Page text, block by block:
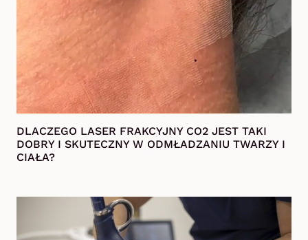
DLACZEGO LASER FRAKCYJNY CO2 JEST TAKI
DOBRY I SKUTECZNY W ODMŁADZANIU TWARZY I
CIAŁA?